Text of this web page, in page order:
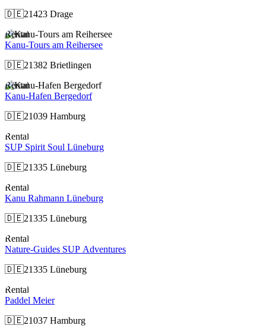
🇩🇪21423 Drage
Rental
Kanu-Tours am Reihersee
🇩🇪21382 Brietlingen
Rental
Kanu-Hafen Bergedorf
🇩🇪21039 Hamburg
Rental
SUP Spirit Soul Lüneburg
🇩🇪21335 Lüneburg
Rental
Kanu Rahmann Lüneburg
🇩🇪21335 Lüneburg
Rental
Nature-Guides SUP Adventures
🇩🇪21335 Lüneburg
Rental
Paddel Meier
🇩🇪21037 Hamburg